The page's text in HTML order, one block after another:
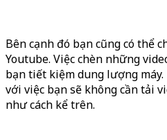
Bên cạnh đó bạn cũng có thể
Youtube. Việc chèn những
bạn tiết kiệm dung lượng
với việc bạn sẽ không cần tải
như cách kể trên.